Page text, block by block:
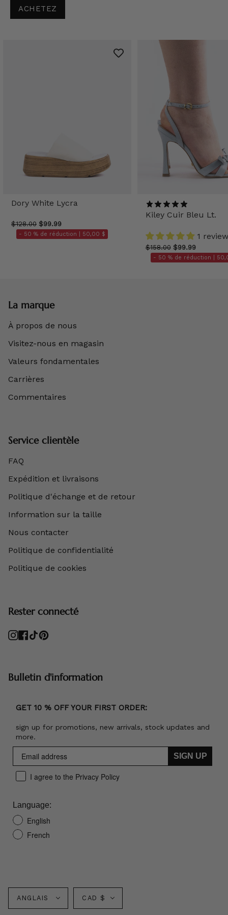
ACHETEZ
Dory White Lycra
$128.00 $99.99
- 50 % de réduction | 50,00 $
Kiley Cuir Bleu Lt.
1 review
$158.00 $99.99
- 50 % de réduction |
La marque
À propos de nous
Visitez-nous en magasin
Valeurs fondamentales
Carrières
Commentaires
Service clientèle
FAQ
Expédition et livraisons
Politique d'échange et de retour
Information sur la taille
Nous contacter
Politique de confidentialité
Politique de cookies
Rester connecté
Instagram
Facebook
TikTokPinterest
Bulletin d'information
GET 10 % OFF YOUR FIRST ORDER:
sign up for promotions, new arrivals, stock updates and
more.
SIGN UP
I agree to the Privacy Policy
Language:
English
French
Langue
ANGLAIS Monnaie
CAD $